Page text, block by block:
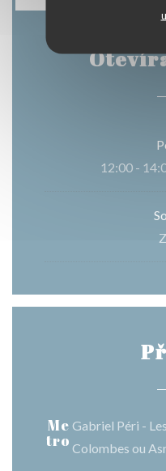
12:00 -
Me
tro
Gabriel Péri -
Colombes ou